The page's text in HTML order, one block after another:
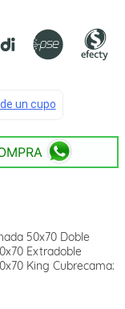
50x70 Doble
Extradoble
King Cubrecama: